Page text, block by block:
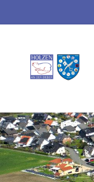
content
main
footer